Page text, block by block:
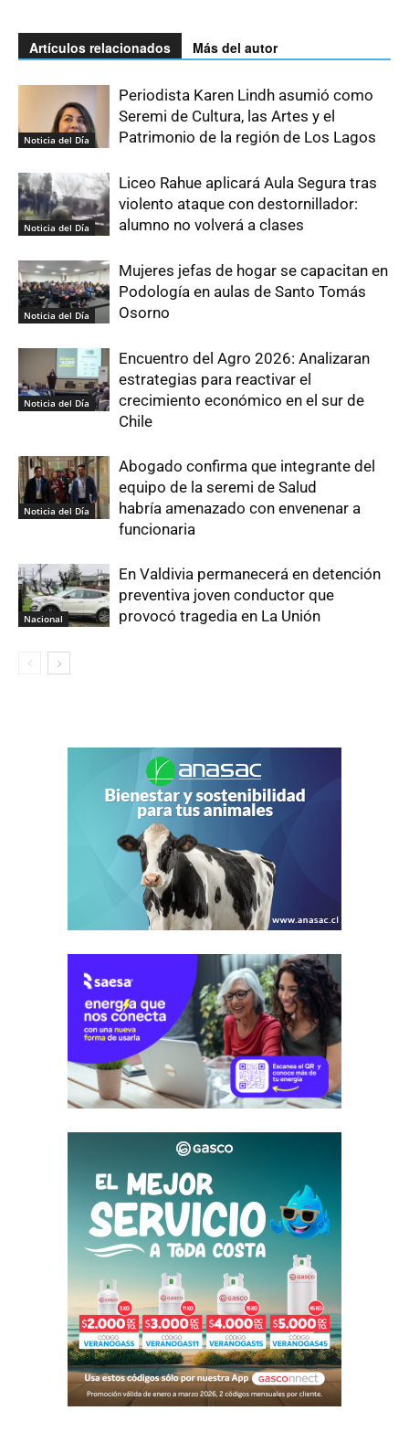
Artículos relacionados Más del autor
Noticia del Día
Periodista Karen Lindh asumió como
Seremi de Cultura, las Artes y el
Patrimonio de la región de Los Lagos
Noticia del Día
Liceo Rahue aplicará Aula Segura tras
violento ataque con destornillador:
alumno no volverá a clases
Noticia del Día
Mujeres jefas de hogar se capacitan en
Podología en aulas de Santo Tomás
Osorno
Noticia del Día
Encuentro del Agro 2026: Analizaran
estrategias para reactivar el
crecimiento económico en el sur de
Chile
Noticia del Día
Abogado confirma que integrante del
equipo de la seremi de Salud
habría amenazado con envenenar a
funcionaria
Nacional
En Valdivia permanecerá en detención
preventiva joven conductor que
provocó tragedia en La Unión